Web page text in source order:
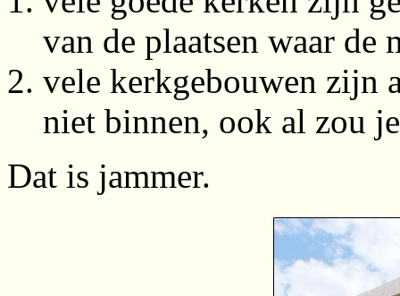
van de plaatsen waar de
vele kerkgebouwen zijn
niet binnen, ook al zou
Dat is jammer.